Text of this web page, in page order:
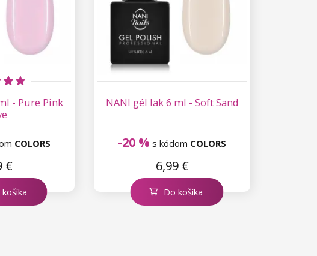
- Pure Pink
COLORS
€
NANI gél lak 6 ml - Soft Sand
-20 % s kódom COLORS
6,99 €
Do košíka